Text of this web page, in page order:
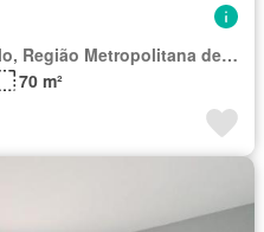
Região Imediata de São Paulo, Região Metropolitana de São Paulo
70 m²